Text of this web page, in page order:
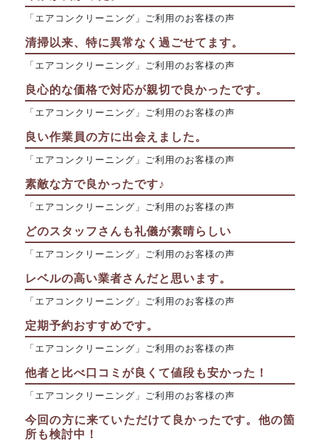
「エアコンクリーニング」ご利用のお客様の声
清掃以来、特に異常なく過ごせてます。
「エアコンクリーニング」ご利用のお客様の声
良心的な価格で対応が親切で良かったです。
「エアコンクリーニング」ご利用のお客様の声
良い作業員の方に出会えました。
「エアコンクリーニング」ご利用のお客様の声
素敵な方で良かったです♪
「エアコンクリーニング」ご利用のお客様の声
どのスタッフさんも礼儀が素晴らしい
「エアコンクリーニング」ご利用のお客様の声
レベルの高い業者さんだと思います。
「エアコンクリーニング」ご利用のお客様の声
定期予約おすすめです。
「エアコンクリーニング」ご利用のお客様の声
他者と比べ口コミが良くて値段も安かった！
「エアコンクリーニング」ご利用のお客様の声
今回の方に来ていただけて良かったです。他の箇
所も検討中！